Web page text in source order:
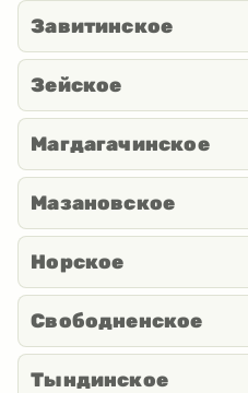
Завитинское
Зейское
Магдагачинское
Мазановское
Норское
Свободненское
Тындинское